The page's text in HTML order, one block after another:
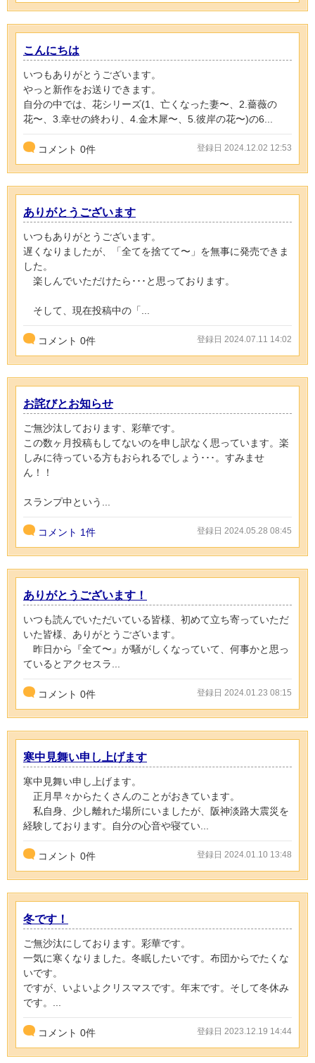
こんにちは
いつもありがとうございます。
やっと新作をお送りできます。
自分の中では、花シリーズ(1、亡くなった妻〜、2.薔薇の
花〜、3.幸せの終わり、4.金木犀〜、5.彼岸の花〜)の6...
コメント 0件 登録日 2024.12.02 12:53
ありがとうございます
いつもありがとうございます。
遅くなりましたが、「全てを捨てて〜」を無事に発売できま
した。
楽しんでいただけたら･･･と思っております。
そして、現在投稿中の「...
コメント 0件 登録日 2024.07.11 14:02
お詫びとお知らせ
ご無沙汰しております、彩華です。
この数ヶ月投稿もしてないのを申し訳なく思っています。楽
しみに待っている方もおられるでしょう･･･。すみませ
ん！！
スランプ中という...
コメント 1件 登録日 2024.05.28 08:45
ありがとうございます！
いつも読んでいただいている皆様、初めて立ち寄っていただ
いた皆様、ありがとうございます。
昨日から『全て〜』が騒がしくなっていて、何事かと思っ
ているとアクセスラ...
コメント 0件 登録日 2024.01.23 08:15
寒中見舞い申し上げます
寒中見舞い申し上げます。
正月早々からたくさんのことがおきています。
私自身、少し離れた場所にいましたが、阪神淡路大震災を
経験しております。自分の心音や寝てい...
コメント 0件 登録日 2024.01.10 13:48
冬です！
ご無沙汰にしております。彩華です。
一気に寒くなりました。冬眠したいです。布団からでたくな
いです。
ですが、いよいよクリスマスです。年末です。そして冬休み
です。...
コメント 0件 登録日 2023.12.19 14:44